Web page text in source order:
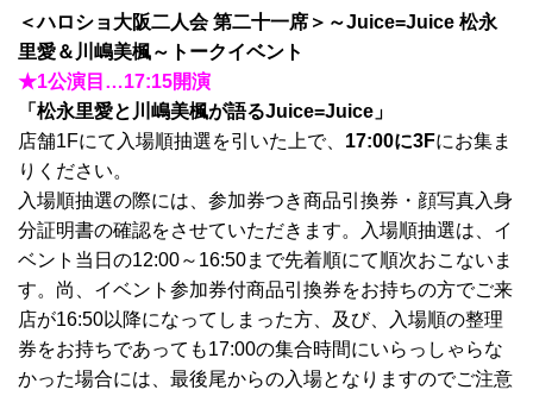
＜ハロショ大阪二人会 第二十一席＞～Juice=Juice 松永
里愛＆川嶋美楓～トークイベント
★1公演目…17:15開演
「松永里愛と川嶋美楓が語るJuice=Juice」
店舗1Fにて入場順抽選を引いた上で、 17:00に3Fにお集ま
りください。
入場順抽選の際には、参加券つき商品引換券・顔写真入身
分証明書の確認をさせていただきます。入場順抽選は、イ
ベント当日の12:00～16:50まで先着順にて順次おこないま
す。尚、イベント参加券付商品引換券をお持ちの方でご来
店が16:50以降になってしまった方、及び、入場順の整理
券をお持ちであっても17:00の集合時間にいらっしゃらな
かった場合には、最後尾からの入場となりますのでご注意